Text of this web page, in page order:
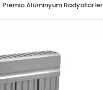
Premio Alüminyum Radyatörler